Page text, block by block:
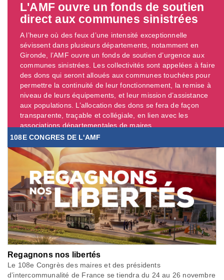
L'AMF ouvre un fonds de soutien
direct aux communes sinistrées
A l’heure où des feux d’une intensité exceptionnelle
sévissent dans plusieurs départements, notamment en
Gironde, l’AMF ouvre un fonds de soutien d’urgence aux
communes sinistrées. Les collectivités sont appelées à faire
des dons qui seront alloués aux communes touchées pour
permettre la continuité de leur fonctionnement, la remise à
niveau de leurs équipements, et leur mission d’assistance
aux populations. L’allocation des dons se fera de façon
transparente, traçable et collégiale, en lien avec les
associations départementales de maires. ...
108E CONGRES DE L'AMF
Regagnons nos libertés
Le 108e Congrès des maires et des présidents
d’intercommunalité de France se tiendra du 24 au 26 novembre